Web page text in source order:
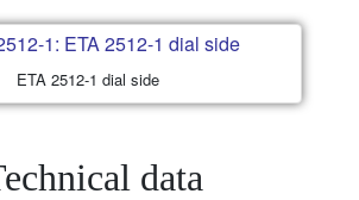
ETA 2512-1 dial side
data